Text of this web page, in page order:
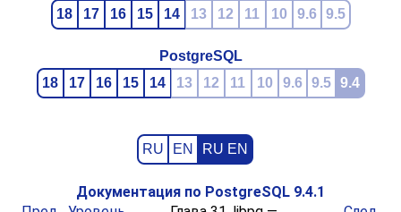
18
17 16 15 14 13 12 11 10 9.6 9.5
PostgreSQL
18
17 16 15 14 13 12 11 10 9.6 9.5 9.4
RU EN RU EN
Документация по PostgreSQL 9.4.1